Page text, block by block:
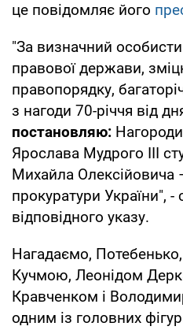
це повідомляє його
"За визначний
правової держави,
правопорядку,
з нагоди 70-річчя від
постановляю:
Ярослава Мудрого III
Михайла Олексійовича
прокуратури України", -
відповідного указу.
Нагадаємо,
Кучмою, Леонідом
Кравченком і
одним із головних